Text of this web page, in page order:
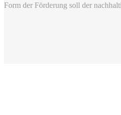
Form der Förderung soll der